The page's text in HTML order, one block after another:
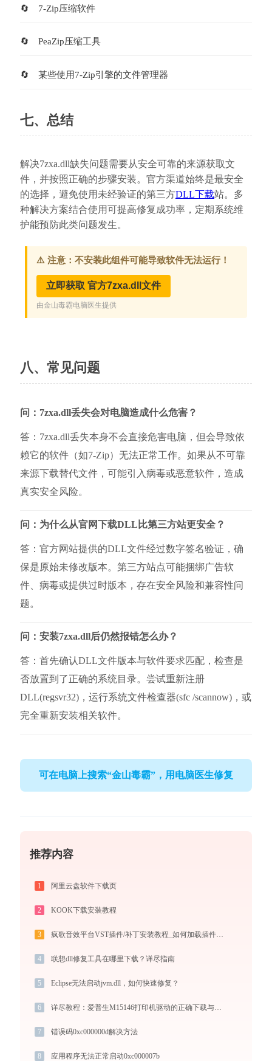
7-Zip压缩软件
PeaZip压缩工具
某些使用7-Zip引擎的文件管理器
七、总结
解决7zxa.dll缺失问题需要从安全可靠的来源获取文
件，并按照正确的步骤安装。官方渠道始终是最安全
的选择，避免使用未经验证的第三方DLL下载站。多
种解决方案结合使用可提高修复成功率，定期系统维
护能预防此类问题发生。
八、常见问题
问：7zxa.dll丢失会对电脑造成什么危害？
答：7zxa.dll丢失本身不会直接危害电脑，但会导致依
赖它的软件（如7-Zip）无法正常工作。如果从不可靠
来源下载替代文件，可能引入病毒或恶意软件，造成
真实安全风险。
问：为什么从官网下载DLL比第三方站更安全？
答：官方网站提供的DLL文件经过数字签名验证，确
保是原始未修改版本。第三方站点可能捆绑广告软
件、病毒或提供过时版本，存在安全风险和兼容性问
题。
问：安装7zxa.dll后仍然报错怎么办？
答：首先确认DLL文件版本与软件要求匹配，检查是
否放置到了正确的系统目录。尝试重新注册
DLL(regsvr32)，运行系统文件检查器(sfc /scannow)，或
完全重新安装相关软件。
可在电脑上搜索“金山毒霸”，用电脑医生修复
推荐内容
1 阿里云盘软件下载页
2 KOOK下载安装教程
3 疯歌音效平台VST插件/补丁安装教程_如何加载插件效果包
4 联想dll修复工具在哪里下载？详尽指南
5 Eclipse无法启动jvm.dll，如何快速修复？
6 详尽教程：爱普生M15146打印机驱动的正确下载与安装方式
7 错误码0xc000000d解决方法
8 应用程序无法正常启动0xc000007b